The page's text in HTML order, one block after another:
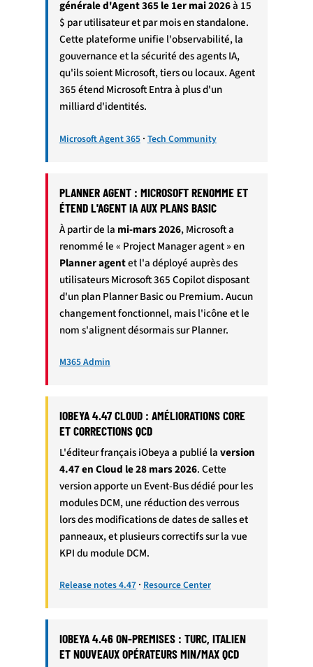
générale d'Agent 365 le 1er mai 2026à 15
$ par utilisateur et par mois en standalone.
Cette plateforme unifie l'observabilité, la
gouvernance et la sécurité des agents IA,
qu'ils soient Microsoft, tiers ou locaux. Agent
365 étend Microsoft Entra à plus d'un
milliard d'identités.
Microsoft Agent 365· Tech Community
PLANNER AGENT : MICROSOFT RENOMME ET
ÉTEND L'AGENT IA AUX PLANS BASIC
À partir de la mi-mars 2026, Microsoft a
renommé le « Project Manager agent » en
Planner agentet l'a déployé auprès des
utilisateurs Microsoft 365 Copilot disposant
d'un plan Planner Basic ou Premium. Aucun
changement fonctionnel, mais l'icône et le
nom s'alignent désormais sur Planner.
M365 Admin
IOBEYA 4.47 CLOUD : AMÉLIORATIONS CORE
ET CORRECTIONS QCD
L'éditeur français iObeya a publié laversion
4.47 en Cloud le 28 mars 2026. Cette
version apporte un Event-Bus dédié pour les
modules DCM, une réduction des verrous
lors des modifications de dates de salles et
panneaux, et plusieurs correctifs sur la vue
KPI du module DCM.
Release notes 4.47· Resource Center
IOBEYA 4.46 ON-PREMISES : TURC, ITALIEN
ET NOUVEAUX OPÉRATEURS MIN/MAX QCD